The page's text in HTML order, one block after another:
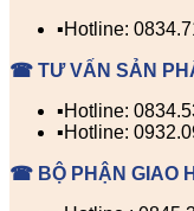
▪️Hotline:
☎ TƯ VẤN SẢN
▪️Hotline:
▪️Hotline:
☎ BỘ PHẬN GIAO